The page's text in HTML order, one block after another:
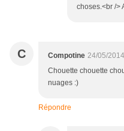
choses.<br />
C Compotine 24/05/
Chouette chouette
nuages :)
Répondre